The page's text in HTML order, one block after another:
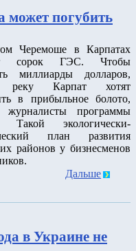
может погубить
Черемоше в Карпатах
сорок ГЭС. Чтобы
миллиарды долларов,
реку Карпат хотят
в прибыльное болото,
журналисты программы
Такой экологически-
план развития
районов у бизнесменов
Дальше
в Украине не